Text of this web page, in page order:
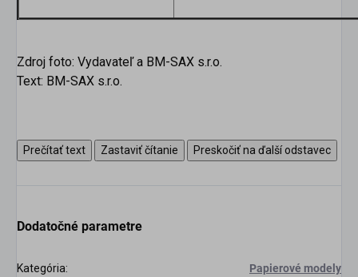
Zdroj foto: Vydavateľ a BM-SAX s.r.o.
Text: BM-SAX s.r.o.
Prečítať text Zastaviť čítanie Preskočiť na ďalší odstavec
Dodatočné parametre
Kategória: Papierové modely